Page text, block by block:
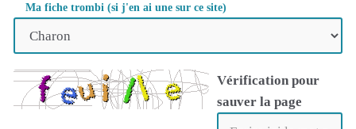
Ma fiche trombi (si j'en ai une sur ce site)
Vérification pour
sauver la page